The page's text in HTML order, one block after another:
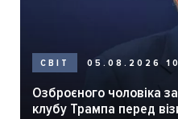
СВІТ 05.08.2026
Озброєного чоловіка
клубу Трампа перед